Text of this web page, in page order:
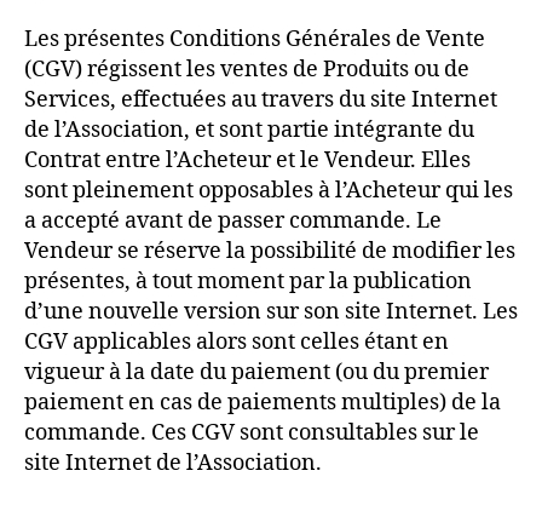
Les présentes Conditions Générales de Vente
(CGV) régissent les ventes de Produits ou de
Services, effectuées au travers du site Internet
de l’Association, et sont partie intégrante du
Contrat entre l’Acheteur et le Vendeur. Elles
sont pleinement opposables à l’Acheteur qui les
a accepté avant de passer commande. Le
Vendeur se réserve la possibilité de modifier les
présentes, à tout moment par la publication
d’une nouvelle version sur son site Internet. Les
CGV applicables alors sont celles étant en
vigueur à la date du paiement (ou du premier
paiement en cas de paiements multiples) de la
commande. Ces CGV sont consultables sur le
site Internet de l’Association.